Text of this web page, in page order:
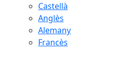
Castellà
Anglès
Alemany
Francès